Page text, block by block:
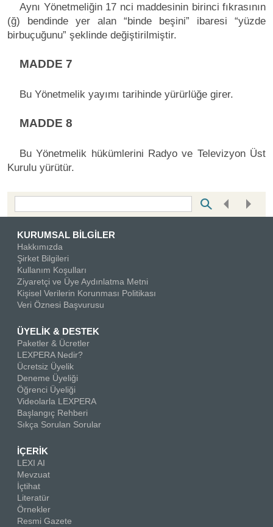
Aynı Yönetmeliğin 17 nci maddesinin birinci fıkrasının
(ğ) bendinde yer alan “binde beşini” ibaresi “yüzde
birbuçuğunu” şeklinde değiştirilmiştir.
MADDE 7
Bu Yönetmelik yayımı tarihinde yürürlüğe girer.
MADDE 8
Bu Yönetmelik hükümlerini Radyo ve Televizyon Üst
Kurulu yürütür.
KURUMSAL BİLGİLER
Hakkımızda
Şirket Bilgileri
Kullanım Koşulları
Ziyaretçi ve Üye Aydınlatma Metni
Kişisel Verilerin Korunması Politikası
Veri Öznesi Başvurusu
ÜYELİK & DESTEK
Paketler & Ücretler
LEXPERA Nedir?
Ücretsiz Üyelik
Deneme Üyeliği
Öğrenci Üyeliği
Videolarla LEXPERA
Başlangıç Rehberi
Sıkça Sorulan Sorular
İÇERİK
LEXI AI
Mevzuat
İçtihat
Literatür
Örnekler
Resmi Gazete